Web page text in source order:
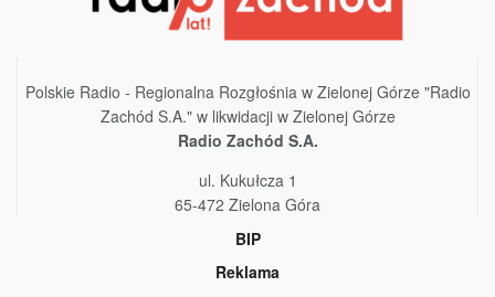
Polskie Radio - Regionalna Rozgłośnia w Zielonej Górze "Radio
Zachód S.A." w likwidacji w Zielonej Górze
Radio Zachód S.A.
ul. Kukułcza 1
65-472 Zielona Góra
BIP
Reklama